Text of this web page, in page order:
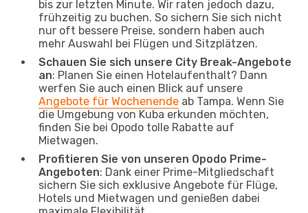
bis zur letzten Minute. Wir raten jedoch dazu,
frühzeitig zu buchen. So sichern Sie sich nicht
nur oft bessere Preise, sondern haben auch
mehr Auswahl bei Flügen und Sitzplätzen.
Schauen Sie sich unsere City Break-Angebote
an: Planen Sie einen Hotelaufenthalt? Dann
werfen Sie auch einen Blick auf unsere
Angebote für Wochenende ab Tampa. Wenn Sie
die Umgebung von Kuba erkunden möchten,
finden Sie bei Opodo tolle Rabatte auf
Mietwagen.
Profitieren Sie von unseren Opodo Prime-
Angeboten: Dank einer Prime-Mitgliedschaft
sichern Sie sich exklusive Angebote für Flüge,
Hotels und Mietwagen und genießen dabei